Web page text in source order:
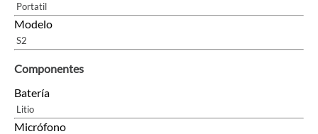
Portatil
Modelo
S2
Componentes
Batería
Litio
Micrófono